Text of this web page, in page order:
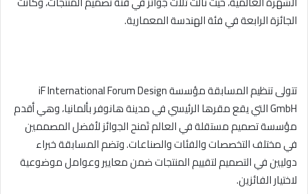
ي
الجائزة الرابعة في فئة الهندسة المعمارية.
تتولى تنظيم المسابقة مؤسسةiF International Forum Design
GmbHالتي يقع مقرها الرئيسي في مدينة هانوفر بألمانيا، وهي أقدم
مؤسسة تصميم مستقلة في العالم تَمنح الجوائز لأفضل المصممين
في مختلف التخصصات والفئات والصناعات. وتضم المسابقة خبراء
دوليين في التصميم لتقييم المنتجات ضمن معايير وعوامل موضوعية
لاختيار الفائزين.